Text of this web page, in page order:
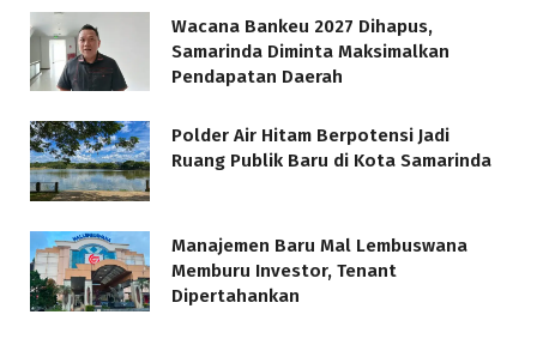
Wacana Bankeu 2027 Dihapus,
Samarinda Diminta Maksimalkan
Pendapatan Daerah
Polder Air Hitam Berpotensi Jadi
Ruang Publik Baru di Kota Samarinda
Manajemen Baru Mal Lembuswana
Memburu Investor, Tenant
Dipertahankan